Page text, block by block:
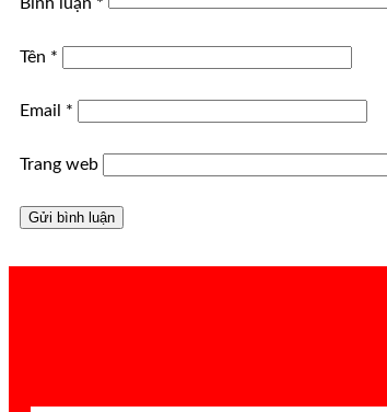
Tên *
Email *
Trang web